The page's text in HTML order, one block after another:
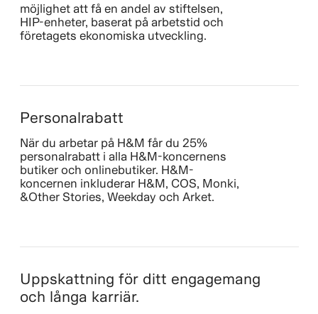
möjlighet att få en andel av stiftelsen,
HIP-enheter, baserat på arbetstid och
företagets ekonomiska utveckling.
Personalrabatt
När du arbetar på H&M får du 25%
personalrabatt i alla H&M-koncernens
butiker och onlinebutiker. H&M-
koncernen inkluderar H&M, COS, Monki,
&Other Stories, Weekday och Arket.
Uppskattning för ditt engagemang
och långa karriär.